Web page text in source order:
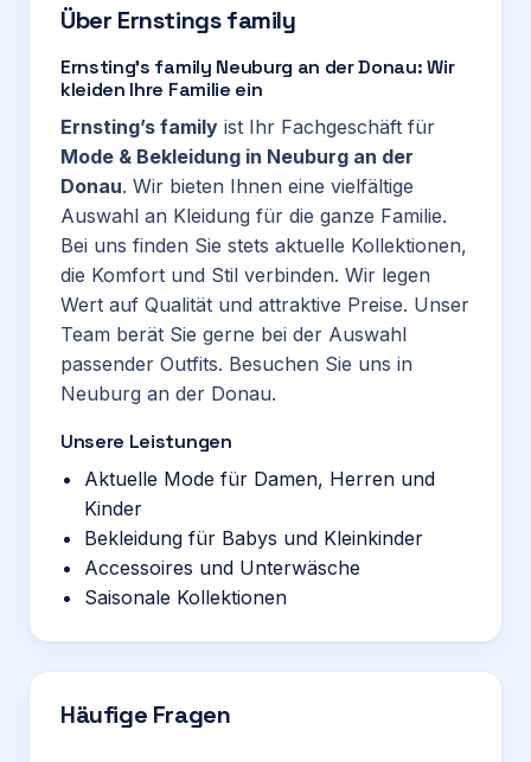
Über Ernstings family
Ernsting’s family Neuburg an der Donau: Wir
kleiden Ihre Familie ein
Ernsting’s family ist Ihr Fachgeschäft für
Mode & Bekleidung in Neuburg an der
Donau. Wir bieten Ihnen eine vielfältige
Auswahl an Kleidung für die ganze Familie.
Bei uns finden Sie stets aktuelle Kollektionen,
die Komfort und Stil verbinden. Wir legen
Wert auf Qualität und attraktive Preise. Unser
Team berät Sie gerne bei der Auswahl
passender Outfits. Besuchen Sie uns in
Neuburg an der Donau.
Unsere Leistungen
Aktuelle Mode für Damen, Herren und
Kinder
Bekleidung für Babys und Kleinkinder
Accessoires und Unterwäsche
Saisonale Kollektionen
Häufige Fragen